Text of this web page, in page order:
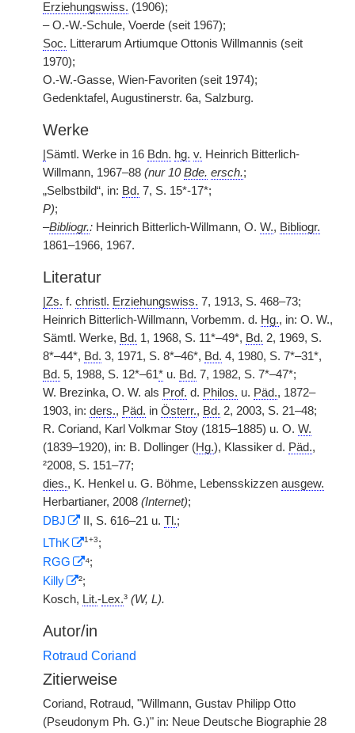
Erziehungswiss. (1906);
– O.-W.-Schule, Voerde (seit 1967);
Soc. Litterarum Artiumque Ottonis Willmannis (seit
1970);
O.-W.-Gasse, Wien-Favoriten (seit 1974);
Gedenktafel, Augustinerstr. 6a, Salzburg.
Werke
Sämtl. Werke in 16 Bdn. hg. v. Heinrich Bitterlich-
Willmann, 1967–88 (nur 10Bde. ersch.;
„Selbstbild“, in: Bd. 7, S. 15*-17*;
P);
–Bibliogr.: Heinrich Bitterlich-Willmann, O. W., Bibliogr.
1861–1966, 1967.
Literatur
Zs. f. christl. Erziehungswiss. 7, 1913, S. 468–73;
Heinrich Bitterlich-Willmann, Vorbemm. d. Hg., in: O. W.,
Sämtl. Werke, Bd. 1, 1968, S. 11*–49*, Bd. 2, 1969, S.
8*–44*, Bd. 3, 1971, S. 8*–46*, Bd. 4, 1980, S. 7*–31*,
Bd. 5, 1988, S. 12*–61* u. Bd. 7, 1982, S. 7*–47*;
W. Brezinka, O. W. als Prof. d. Philos. u. Päd., 1872–
1903, in: ders., Päd. in Österr., Bd. 2, 2003, S. 21–48;
R. Coriand, Karl Volkmar Stoy (1815–1885) u. O. W.
(1839–1920), in: B. Dollinger (Hg.), Klassiker d. Päd.,
²2008, S. 151–77;
dies., K. Henkel u. G. Böhme, Lebensskizzen ausgew.
Herbartianer, 2008 (Internet);
DBJ
II, S. 616–21 u. Tl.;
LThK
1+3;
RGG
⁴;
Killy
²;
Kosch, Lit.-Lex.³ (W, L).
Autor/in
Rotraud Coriand
Zitierweise
Coriand, Rotraud, "Willmann, Gustav Philipp Otto
(Pseudonym Ph. G.)" in: Neue Deutsche Biographie 28